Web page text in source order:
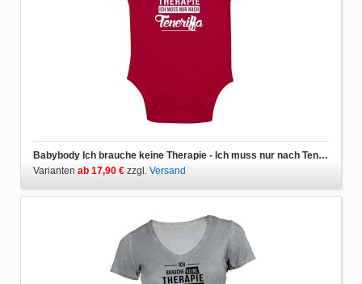
Babybody Ich brauche keine Therapie - Ich muss nur nach Teneriffa
Varianten ab 17,90 € zzgl. Versand